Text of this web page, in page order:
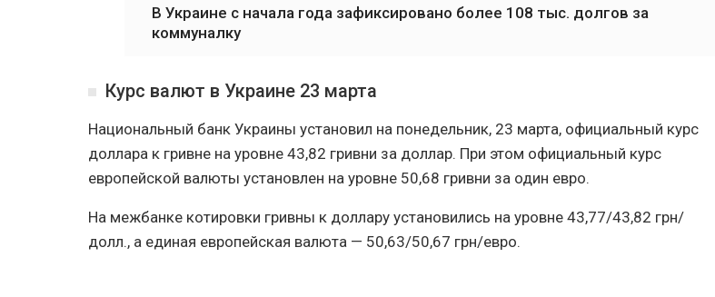
В Украине с начала года зафиксировано более 108 тыс. долгов за
коммуналку
Курс валют в Украине 23 марта
Национальный банк Украины установил на понедельник, 23 марта, официальный курс
доллара к гривне на уровне 43,82 гривни за доллар. При этом официальный курс
европейской валюты установлен на уровне 50,68 гривни за один евро.
На межбанке котировки гривны к доллару установились на уровне 43,77/43,82 грн/
долл., а единая европейская валюта — 50,63/50,67 грн/евро.